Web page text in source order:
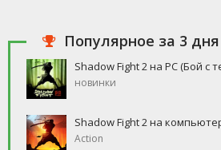
Популярное за 3 дня
Shadow Fight 2 на PC (Бой с
новинки
Shadow Fight 2 на
Action